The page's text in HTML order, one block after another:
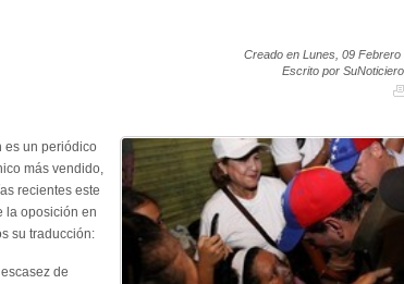
Creado en Lunes, 09 Febrero
Escrito por
es un periódico
más vendido,
recientes este
la oposición en
su traducción:
de